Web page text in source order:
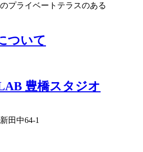
プライベートテラスのある
ついて
豊橋スタジオ
田中64-1